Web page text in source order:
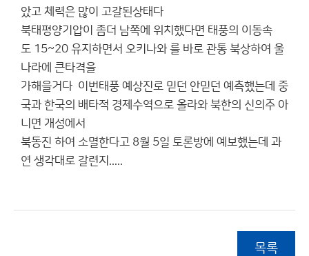
았고 체력은 많이 고갈된상태다
북태평양기압이 좀더 남쪽에 위치했다면 태풍의 이동속
도 15~20 유지하면서 오키나와 를 바로 관통 북상하여 울
나라에 큰타격을
가해을거다 이번태풍 예상진로 믿던 안믿던 예측했는데 중
국과 한국의 배타적 경제수역으로 올라와 북한의 신의주 아
니면 개성에서
북동진 하여 소멸한다고 8월 5일 토론방에 예보했는데 과
연 생각대로 갈련지.....
목록